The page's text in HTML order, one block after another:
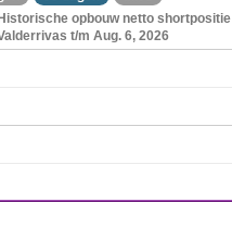
Historische opbouw netto
t/m Aug. 6, 2026